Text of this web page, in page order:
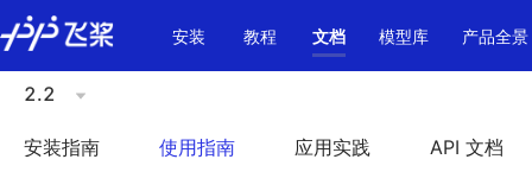
\u200E
安装
教程 文档 模型库 产品全景
2.2
安装指南 使用指南 应用实践 API 文档